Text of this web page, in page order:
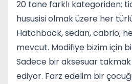
20 tane farklı kategoriden;
hususisi olmak üzere her
Hatchback, sedan, cabrio;
mevcut. Modifiye bizim için
Sadece bir aksesuar
ediyor. Farz edelim bir